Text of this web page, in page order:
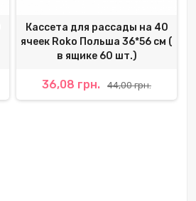
Кассета для рассады на 40
ячеек Roko Польша 36*56 см (
в ящике 60 шт.)
36,08 грн. 44,00 грн.